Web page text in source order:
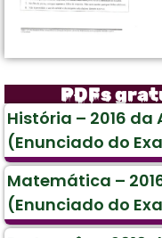
PDFs
História – 2016
(Enunciado do
Matemática –
(Enunciado do